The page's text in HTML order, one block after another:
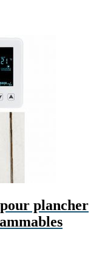
plancher